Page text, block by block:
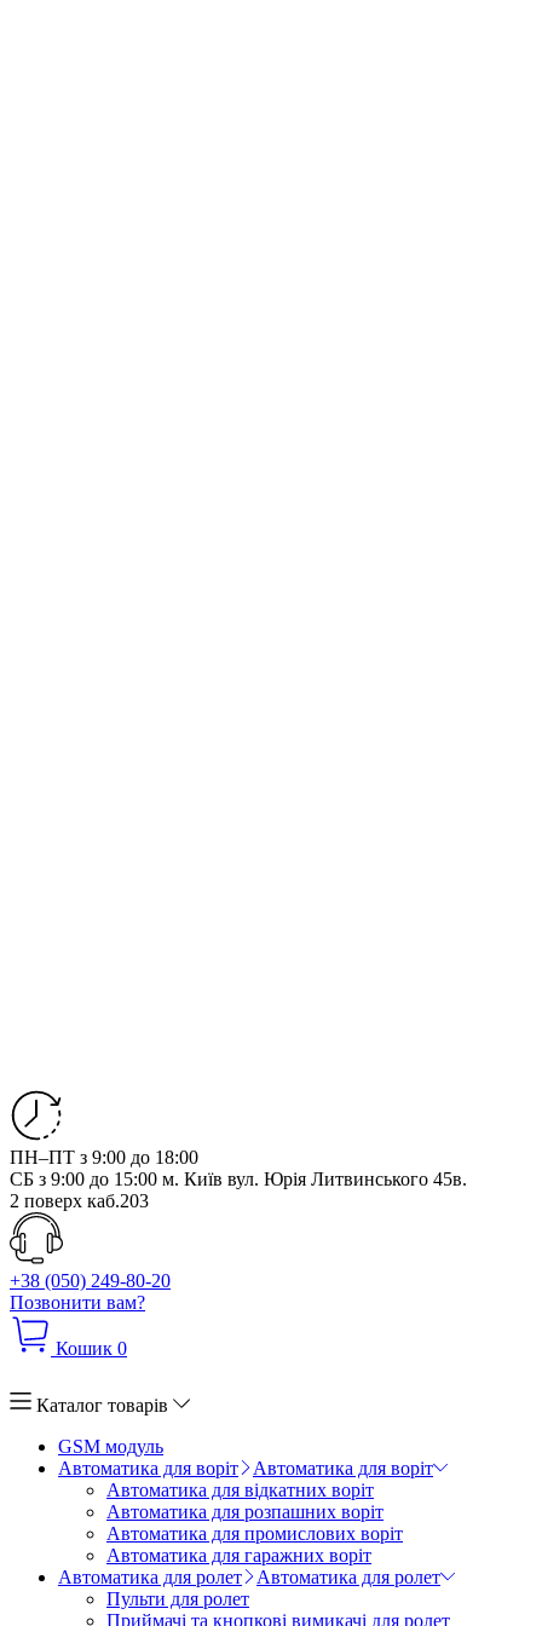
ПН–ПТ з 9:00 до 18:00
СБ з 9:00 до 15:00 м. Київ вул. Юрія Литвинського 45в.
2 поверх каб.203
+38 (050) 249-80-20
Позвонити вам?
Кошик 0
Каталог товарів
GSM модуль
Автоматика для воріт
Автоматика для воріт
Автоматика для відкатних воріт
Автоматика для розпашних воріт
Автоматика для промислових воріт
Автоматика для гаражних воріт
Автоматика для ролет
Автоматика для ролет
Пульти для ролет
Приймачі та кнопкові вимикачі для ролет